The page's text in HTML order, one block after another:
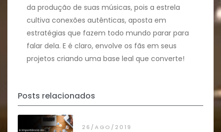
da produção de suas músicas, pois a estrela
cultiva conexões autênticas, aposta em
estratégias que fazem todo mundo parar para
falar dela. E é claro, envolve os fãs em seus
projetos criando uma base leal que converte!
Posts relacionados
26/AGO/2019